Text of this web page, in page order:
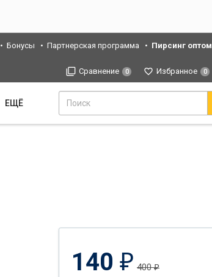
Бонусы Партнерская программа Пирсинг оптом
Сравнение 0 Избранное 0
ЕЩЁ
140 ₽ 400₽